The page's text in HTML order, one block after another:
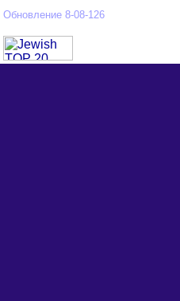
Обновление 8-08-126